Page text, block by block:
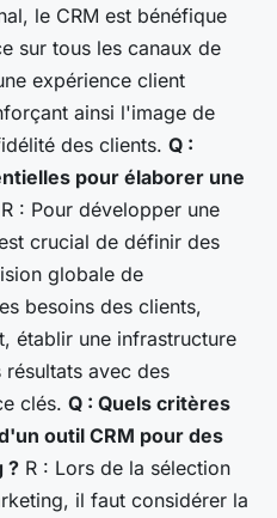
le CRM est bénéfique
sur tous les canaux de
expérience client
ainsi l'image de
des clients. Q :
pour élaborer une
R : Pour développer une
crucial de définir des
globale de
besoins des clients,
établir une infrastructure
résultats avec des
clés. Q : Quels critères
outil CRM pour des
? R : Lors de la sélection
il faut considérer la